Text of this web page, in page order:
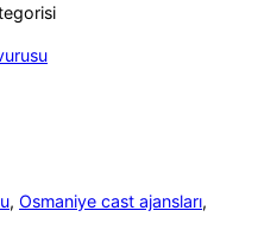
, Osmaniye cast ajansları